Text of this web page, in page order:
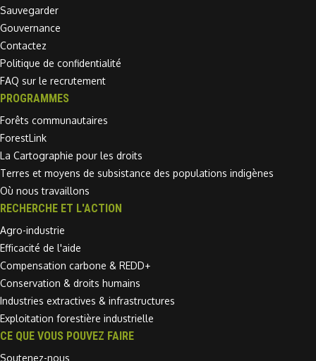
Sauvegarder
Gouvernance
Contactez
Politique de confidentialité
FAQ sur le recrutement
PROGRAMMES
Forêts communautaires
ForestLink
La Cartographie pour les droits
Terres et moyens de subsistance des populations indigènes
Où nous travaillons
RECHERCHE ET L'ACTION
Agro-industrie
Efficacité de l'aide
Compensation carbone & REDD+
Conservation & droits humains
Industries extractives & infrastructures
Exploitation forestière industrielle
CE QUE VOUS POUVEZ FAIRE
Soutenez-nous